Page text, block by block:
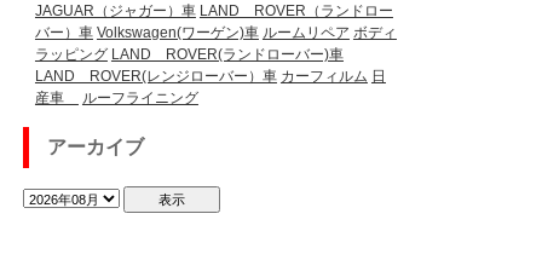
JAGUAR（ジャガー）車 LAND ROVER（ランドロー
バー）車 Volkswagen(ワーゲン)車 ルームリペア ボディ
ラッピング LAND ROVER(ランドローバー)車
LAND ROVER(レンジローバー）車 カーフィルム 日
産車
ルーフライニング
アーカイブ